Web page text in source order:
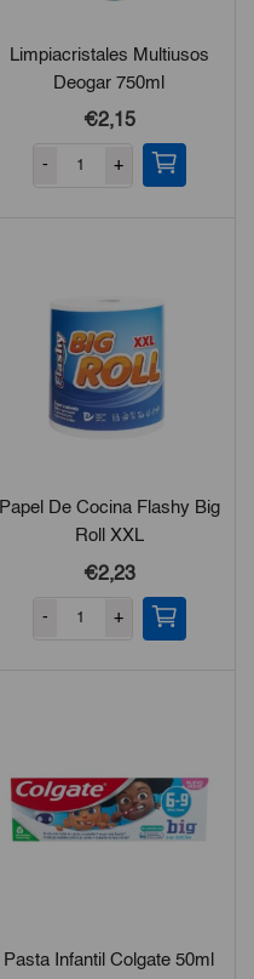
Limpiacristales Multiusos
Deogar 750ml
€2,15
- +
Papel De Cocina Flashy Big
Roll XXL
€2,23
- +
Pasta Infantil Colgate 50ml